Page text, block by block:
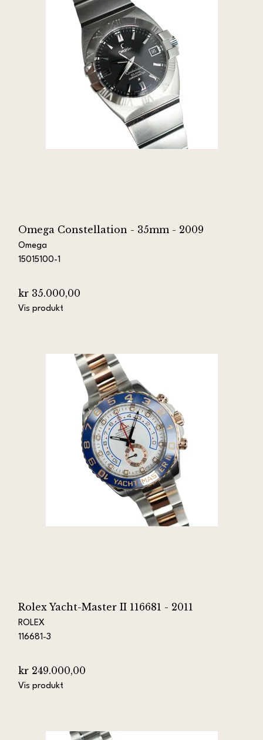
Omega Constellation - 35mm - 2009
Omega
15015100-1
kr 35.000,00
Vis produkt
Rolex Yacht-Master II 116681 - 2011
ROLEX
116681-3
kr 249.000,00
Vis produkt